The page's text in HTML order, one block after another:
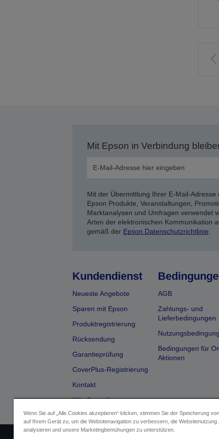
Mit Epson in Verbindung
Mit der Übermittlung Ihrer E-Mail-
Epson Produkte, Veranstaltungen,
Marktanalysen und Umfragen verwendet
Arten der elektronischen Kommunikation
gemäß der Epson Datenschutzrichtlinie
Kundendienst
Neueste Angebote
Sparen mit Epson
Produktregistrierung
Rücksendung
Garantieprüfung
CoverPlus-Registrierung
Kontakt
Händlersuche
AGB
Zahlungs- und
Lieferbedingungen
Bedingungen für
Aktionen
Wenn Sie auf „Alle Cookies akzeptieren“ klicken, stimmen Sie der Speicherung
auf Ihrem Gerät zu, um die Websitenavigation zu verbessern, die Websitenutzung
analysieren und unsere Marketingbemühungen zu unterstützen.